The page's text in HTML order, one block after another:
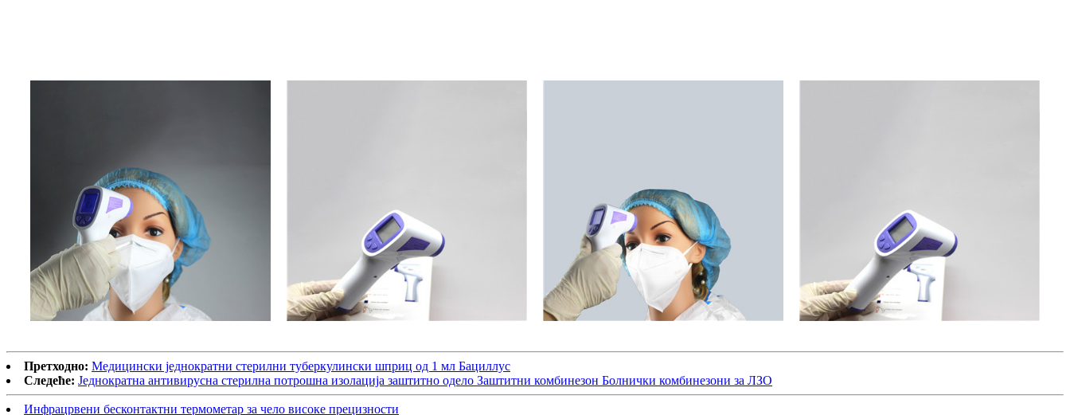
Претходно: Медицински једнократни стерилни туберкулински шприц од 1 мл Бациллус
Следеће: Једнократна антивирусна стерилна потрошна изолација заштитно одело Заштитни комбинезон Болнички комбинезони за ЛЗО
Инфрацрвени бесконтактни термометар за чело високе прецизности